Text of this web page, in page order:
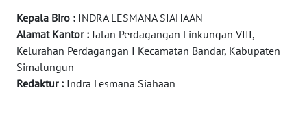
Kepala Biro : INDRA LESMANA SIAHAAN
Alamat Kantor :Jalan Perdagangan Linkungan VIII,
Kelurahan Perdagangan I Kecamatan Bandar, Kabupaten
Simalungun
Redaktur : Indra Lesmana Siahaan
Media
Group